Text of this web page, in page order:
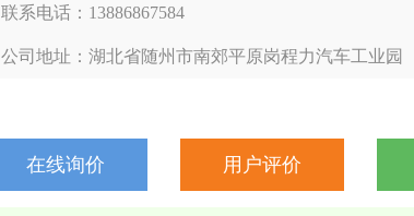
联系电话：13886867584
公司地址：湖北省随州市南郊平原岗程力汽车工业园
在线询价 用户评价